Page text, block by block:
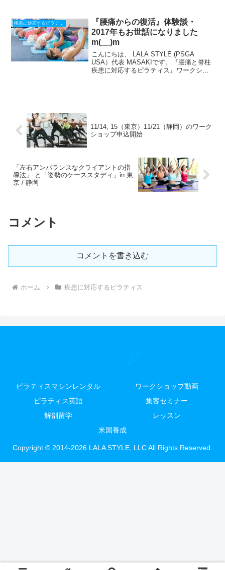
定！最新【Zoom使い方・始め方22...
疾患に対応するピラティス
『腰痛からの復活』体験談・
2017年もお世話になりました
m(__)m
こんにちは、 LALA STYLE (PSGA
USA）代表 MASAKIです。『腰痛と脊柱
疾患に対応するピラティス』ワークショ
11/14, 15（東京）11/21（静岡）のワーク
ショップ申込開始
「左右アンバランスなクライアントの指
導法」 と「姿勢のケーススタディ」in 東
京 / 静岡
コメント
コメントを書き込む
ホーム 疾患に対応するピラティス
ピラティスマシンレンタル
ワークショップ動画
ピラティス英語
集客セミナー
解剖留学
レッスン
米国養成
Copyright © 2014-2026 LALA STYLE, LLC All Rights Reserved.